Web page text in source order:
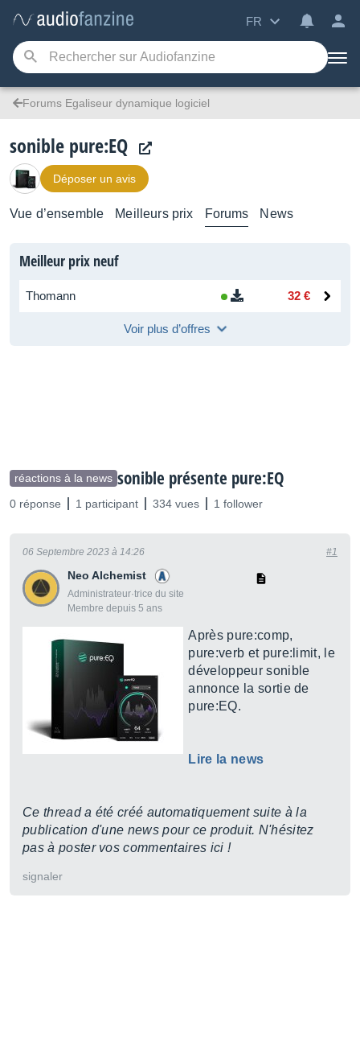
FR
Forums Egaliseur dynamique logiciel
sonible pure:EQ
Déposer un avis
Vue d’ensemble Meilleurs prix Forums News
Meilleur prix neuf
Thomann 32 €
Voir plus d’offres
réactions à la news sonible présente pure:EQ
0 réponse 1 participant 334 vues 1 follower
Neo Alchemist
Administrateur·trice du site
Membre depuis 5 ans
06 Septembre 2023 à 14:26 #1
Après pure:comp,
pure:verb et pure:limit, le
développeur sonible
annonce la sortie de
pure:EQ.
Lire la news
Ce thread a été créé automatiquement suite à la
publication d'une news pour ce produit. N'hésitez
pas à poster vos commentaires ici !
signaler